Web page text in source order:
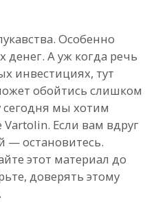
Особенно
денег. А уж когда речь
инвестициях, тут
обойтись слишком
мы хотим
Если вам вдруг
— остановитесь.
этот материал до
доверять этому